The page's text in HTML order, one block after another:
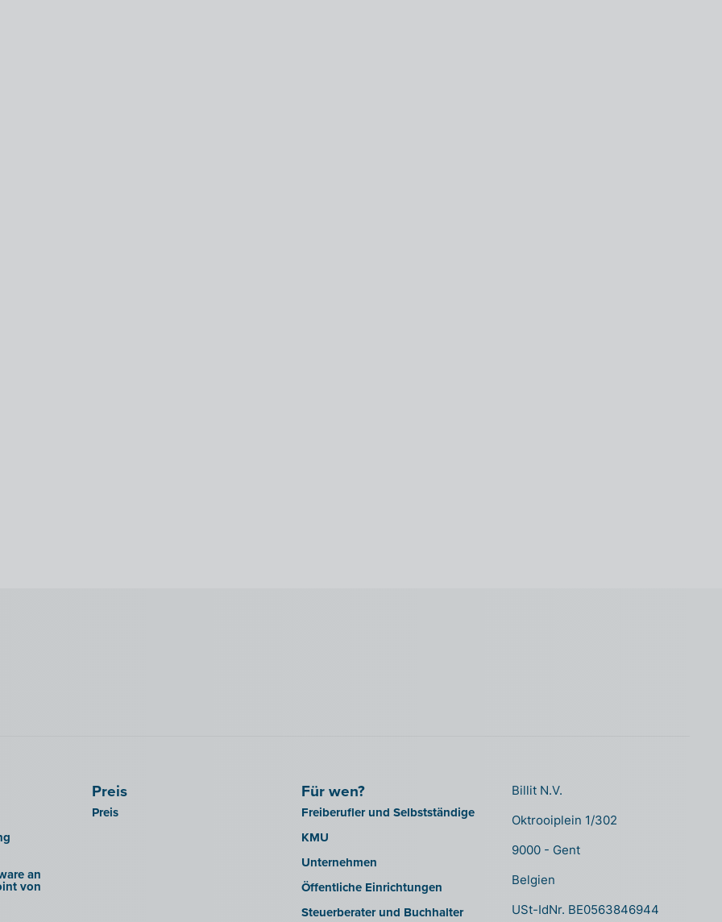
an
von
Preis
Preis
Für wen?
Freiberufler und Selbstständige
KMU
Unternehmen
Öffentliche Einrichtungen
Steuerberater und Buchhalter
Billit N.V.
Oktrooiplein 1/302
9000 - Gent
Belgien
USt-IdNr. BE0563846944